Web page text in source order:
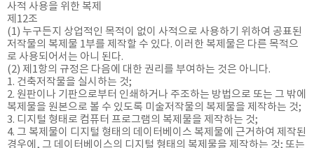
사적 사용을 위한 복제
제12조
(1) 누구든지 상업적인 목적이 없이 사적으로 사용하기 위하여 공표된
저작물의 복제물 1부를 제작할 수 있다. 이러한 복제물은 다른 목적으
로 사용되어서는 아니 된다.
(2) 제1항의 규정은 다음에 대한 권리를 부여하는 것은 아니다.
1. 건축저작물을 실시하는 것;
2. 원판이나 기판으로부터 인쇄하거나 주조하는 방법으로 또는 그 밖에
복제물을 원본으로 볼 수 있도록 미술저작물의 복제물을 제작하는 것;
3. 디지털 형태로 컴퓨터 프로그램의 복제물을 제작하는 것;
4. 그 복제물이 디지털 형태의 데이터베이스 복제물에 근거하여 제작된
경우에, 그 데이터베이스의 디지털 형태의 복제물을 제작하는 것; 또는